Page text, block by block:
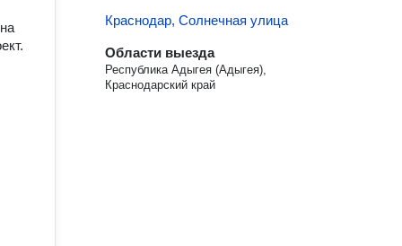
Краснодар, Солнечная улица
Области выезда
Республика Адыгея (Адыгея),
Краснодарский край